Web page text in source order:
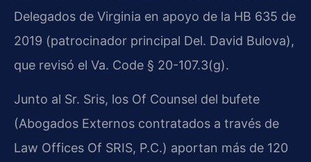
Delegados de Virginia en apoyo de la HB 635 de
2019 (patrocinador principal Del. David Bulova),
que revisó el Va. Code § 20-107.3(g).
Junto al Sr. Sris, los Of Counsel del bufete
(Abogados Externos contratados a través de
Law Offices Of SRIS, P.C.) aportan más de 120